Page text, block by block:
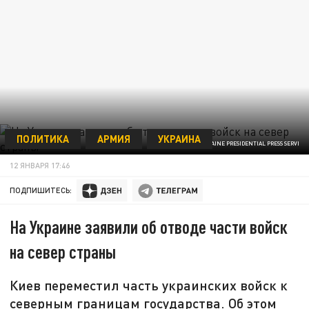
/GLOBALLOOKPRESS/UKRAINE PRESIDENTIAL PRESS SERVI
ПОЛИТИКА АРМИЯ УКРАИНА
12 ЯНВАРЯ 17:46
ПОДПИШИТЕСЬ:
На Украине заявили об отводе части войск
на север страны
Киев переместил часть украинских войск к
северным границам государства. Об этом